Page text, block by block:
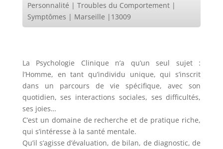
Personnalité | Troubles du Comportement |
Symptômes | Marseille |13009
La Psychologie Clinique n’a qu’un seul sujet :
l’Homme, en tant qu’individu unique, qui s’inscrit
dans un parcours de vie spécifique, avec son
quotidien, ses interactions sociales, ses difficultés,
ses joies…
C’est un domaine de recherche et de pratique riche,
qui s’intéresse à la santé mentale.
Qu’il s’agisse d’évaluation, de bilan, de diagnostic, de